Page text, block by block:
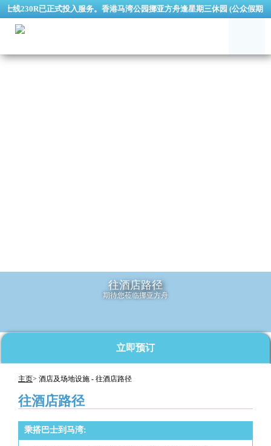
230R已正式投入服务。香港马湾公园挪亚方舟逢星期三休园 (公众假期
往酒店路径
期待您莅临挪亚方舟
立即预订
主页> 酒店及场地设施 - 往酒店路径
往酒店路径
乘搭巴士到马湾: